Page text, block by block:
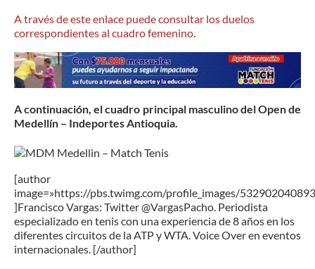
A través de este enlace puede consultar los duelos
correspondientes al cuadro femenino
A continuación, el cuadro principal masculino del Open de
Medellín – Indeportes Antioquia.
[author
image=»https://pbs.twimg.com/profile_images/
]Francisco Vargas: Twitter @VargasPacho. Periodista
especializado en tenis con una experiencia de 8 años en los
diferentes circuitos de la ATP y WTA. Voice Over en eventos
internacionales. [/author]